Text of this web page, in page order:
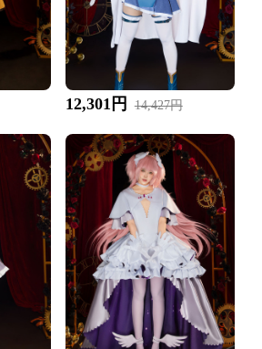
12,301円 14,427円